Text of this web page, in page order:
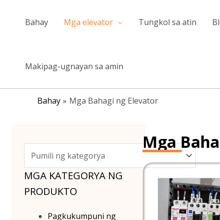
Bahay Mga elevator Tungkol sa atin
Makipag-ugnayan sa amin
Bahay Mga Bahagi ng Elevator
MGA KATEGORYA NG
PRODUKTO
Pagkukumpuni ng
Mga